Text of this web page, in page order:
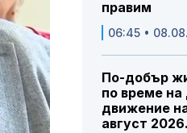
правим
06:45 •
По-добър
по време на
движение
август